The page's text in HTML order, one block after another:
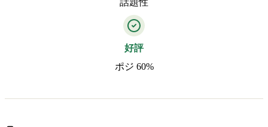
話題性
好評
ポジ 60%